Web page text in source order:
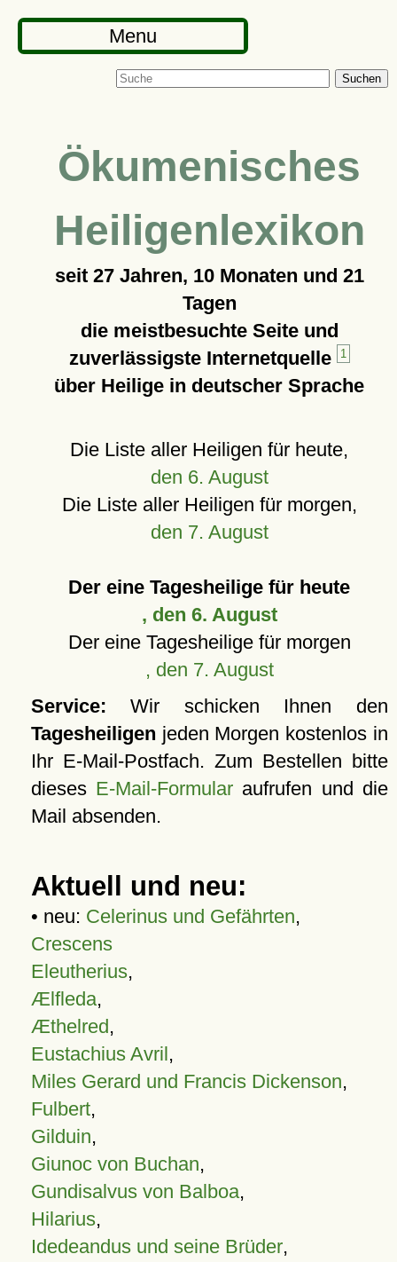
Menu
Suchen
Ökumenisches
Heiligenlexikon
seit 27 Jahren, 10 Monaten und 21
Tagen
die meistbesuchte Seite und
zuverlässigste Internetquelle
1
über Heilige in deutscher Sprache
Die Liste aller Heiligen für heute,
den 6. August
Die Liste aller Heiligen für morgen,
den 7. August
Der eine Tagesheilige für heute
, den 6. August
Der eine Tagesheilige für morgen
, den 7. August
Service: Wir schicken Ihnen den
Tagesheiligen jeden Morgen kostenlos in
Ihr E-Mail-Postfach. Zum Bestellen bitte
dieses E-Mail-Formular aufrufen und die
Mail absenden.
Aktuell und neu:
• neu: Celerinus und Gefährten,
Crescens
Eleutherius,
Ælfleda,
Æthelred,
Eustachius Avril,
Miles Gerard und Francis Dickenson,
Fulbert,
Gilduin,
Giunoc von Buchan,
Gundisalvus von Balboa,
Hilarius,
Idedeandus und seine Brüder,